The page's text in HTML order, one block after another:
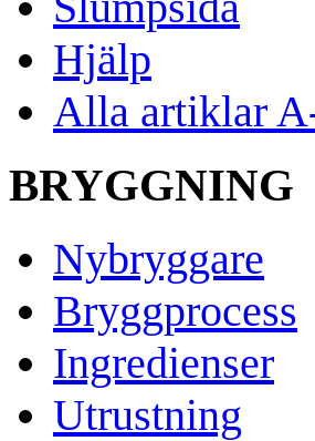
Hjälp
Alla artiklar
BRYGGNING
Nybryggare
Bryggprocess
Ingredienser
Utrustning